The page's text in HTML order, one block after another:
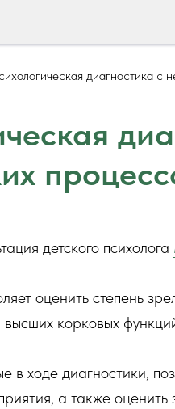
диагностика с
детского психолога
оценить степень
высших корковых
в ходе диагностики,
а также